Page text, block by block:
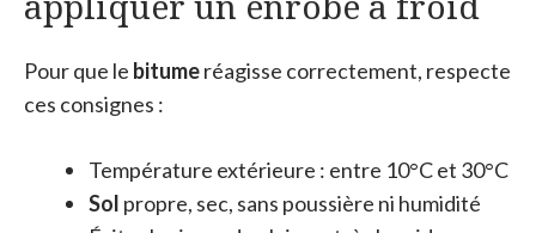
Pour que le bitumeréagisse correctement, respecte
ces consignes :
Température extérieure : entre 10°C et 30°C
Sol propre, sec, sans poussière ni humidité